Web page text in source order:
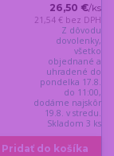
26,50 €/ks
21,54 € bez DPH
Z dôvodu
dovolenky,
všetko
objednané a
uhradené do
pondelka 17.8.
do 11:00,
dodáme najskôr
19.8. v stredu.
Skladom 3 ks
Pridať do košíka